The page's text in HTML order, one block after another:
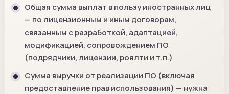
Общая сумма выплат в пользу иностранных лиц
— по лицензионным и иным договорам,
связанным с разработкой, адаптацией,
модификацией, сопровождением ПО
(подрядчики, лицензии, роялти и т.п.)
Сумма выручки от реализации ПО (включая
предоставление прав использования) — нужна